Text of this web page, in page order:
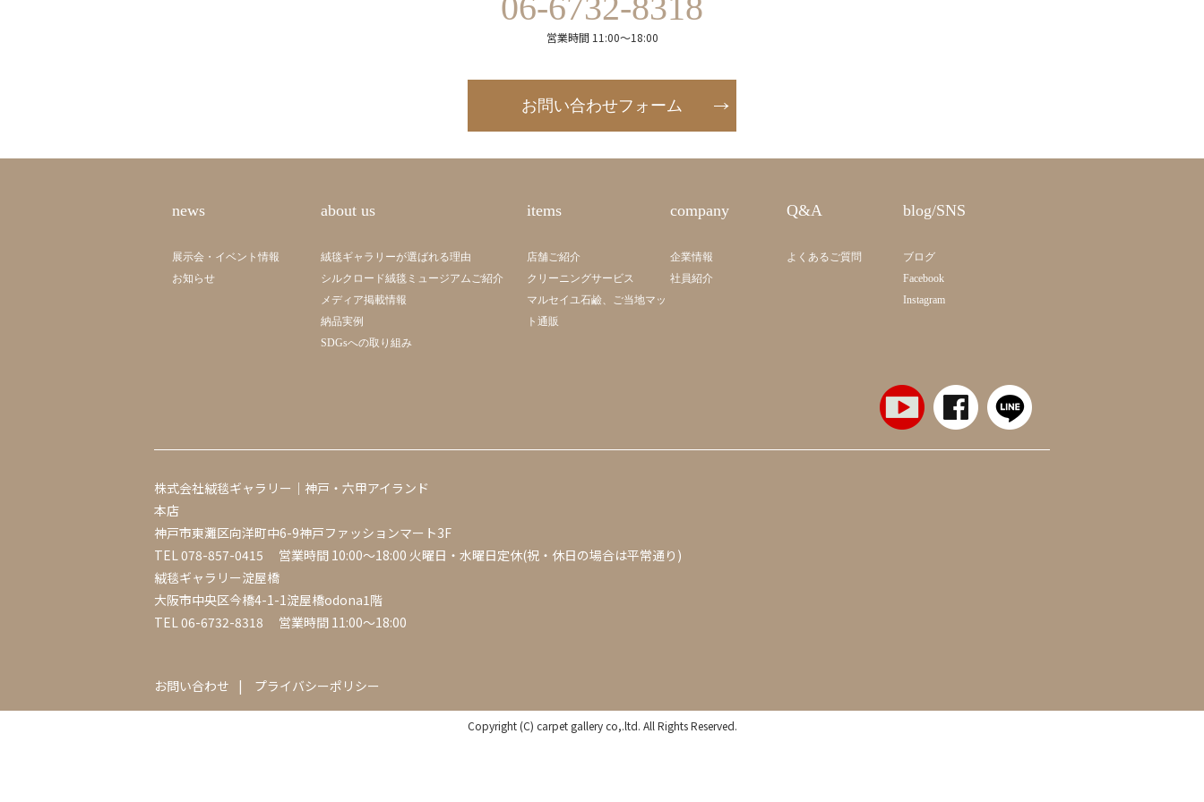
営業時間 11:00～18:00
お問い合わせフォーム
news
展示会・イベント情報
お知らせ
about us
絨毯ギャラリーが選ばれる理由
シルクロード絨毯ミュージアムご紹介
メディア掲載情報
納品実例
SDGsへの取り組み
items
店舗ご紹介
クリーニングサービス
マルセイユ石鹼、ご当地マッ
ト通販
company
企業情報
社員紹介
Q&A
よくあるご質問
blog/SNS
ブログ
Facebook
Instagram
株式会社絨毯ギャラリー｜神戸・六甲アイランド
本店
神戸市東灘区向洋町中6-9神戸ファッションマート3F
TEL078-857-0415 営業時間 10:00～18:00 火曜日・水曜日定休(祝・休日の場合は平常通り)
絨毯ギャラリー淀屋橋
大阪市中央区今橋4-1-1淀屋橋odona1階
TEL06-6732-8318 営業時間 11:00～18:00
お問い合わせ プライバシーポリシー
Copyright (C) carpet gallery co,.ltd. All Rights Reserved.